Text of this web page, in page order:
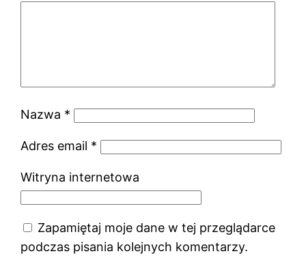
Nazwa *
Adres email *
Witryna internetowa
Zapamiętaj moje dane w tej przeglądarce
podczas pisania kolejnych komentarzy.